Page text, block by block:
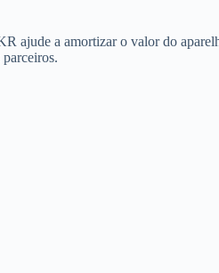
ajude a amortizar o valor do